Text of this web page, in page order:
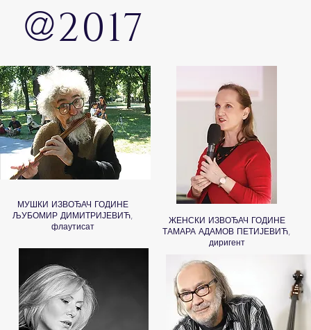
@2017
МУШКИ ИЗВОЂАЧ ГОДИНЕ
ЉУБОМИР ДИМИТРИЈЕВИЋ,
флаутисат
ЖЕНСКИ ИЗВОЂАЧ ГОДИНЕ
ТАМАРА АДАМОВ ПЕТИЈЕВИЋ,
диригент